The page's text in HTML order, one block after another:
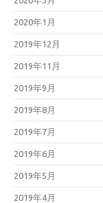
2020年1月
2019年12月
2019年11月
2019年9月
2019年8月
2019年7月
2019年6月
2019年5月
2019年4月